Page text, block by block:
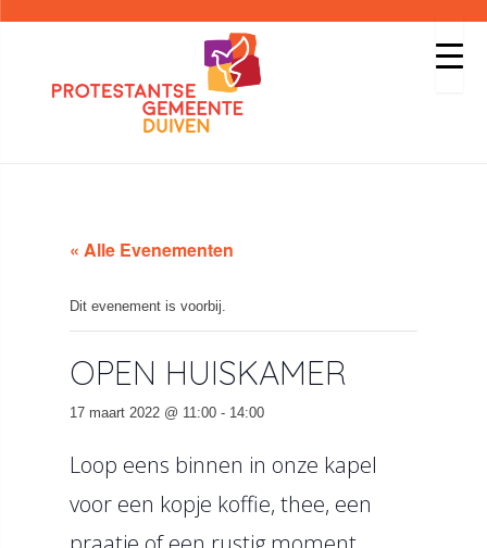
« Alle Evenementen
Dit evenement is voorbij.
OPEN HUISKAMER
17 maart 2022 @ 11:00 - 14:00
Loop eens binnen in onze kapel
voor een kopje koffie, thee, een